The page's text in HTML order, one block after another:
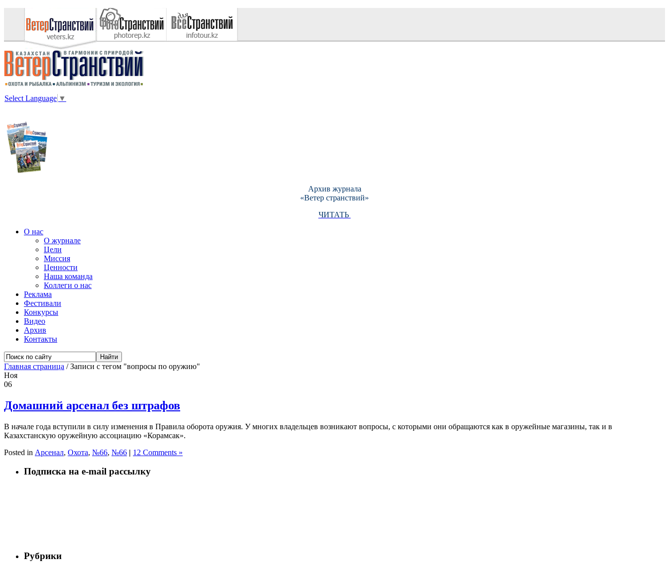
Select Language ▼
Архив журнала
«Ветер странствий»
ЧИТАТЬ
О нас
О журнале
Цели
Миссия
Ценности
Наша команда
Коллеги о нас
Реклама
Фестивали
Конкурсы
Видео
Архив
Контакты
Главная страница /Записи с тегом "вопросы по оружию"
Ноя
06
Домашний арсенал без штрафов
В начале года вступили в силу изменения в Правила оборота оружия. У многих владельцев возникают вопросы, с которыми они обращаются как в оружейные магазины, так и в
Казахстанскую оружейную ассоциацию «Корамсак».
Posted in Арсенал, Охота, №66, №66 | 12 Comments »
Подписка на e-mail рассылку
Рубрики